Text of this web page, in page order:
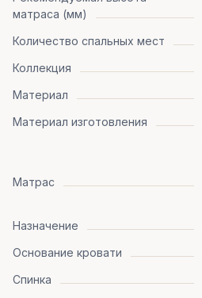
матраса (мм)
Количество спальных мест
Коллекция
Материал
Материал изготовления
Матрас
Назначение
Основание кровати
Спинка